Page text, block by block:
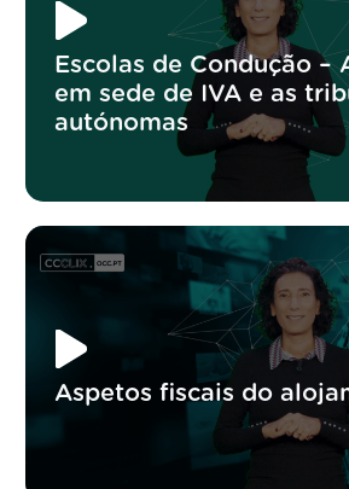
Escolas de Condução –
em sede de IVA e as
autónomas
Aspetos fiscais do